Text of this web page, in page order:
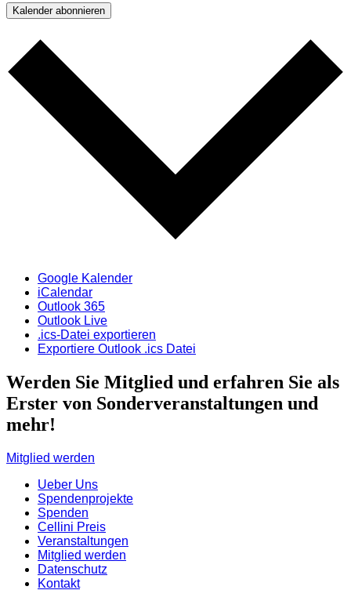
Kalender abonnieren
Google Kalender
iCalendar
Outlook 365
Outlook Live
.ics-Datei exportieren
Exportiere Outlook .ics Datei
Werden Sie Mitglied und erfahren Sie als
Erster von Sonderveranstaltungen und
mehr!
Mitglied werden
Ueber Uns
Spendenprojekte
Spenden
Cellini Preis
Veranstaltungen
Mitglied werden
Datenschutz
Kontakt